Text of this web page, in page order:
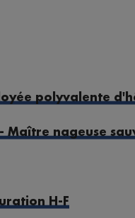
polyvalente
nageuse
H-F